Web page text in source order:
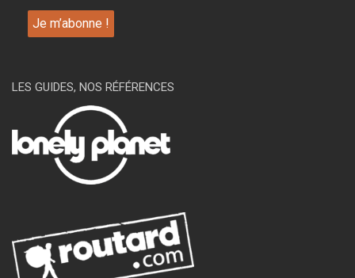
LES GUIDES, NOS RÉFÉRENCES